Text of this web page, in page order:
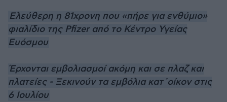
Ελεύθερη η 81χρονη που «πήρε για ενθύμιο»
φιαλίδιο της Pfizer από το Κέντρο Υγείας
Ευόσμου
Έρχονται εμβολιασμοί ακόμη και σε πλαζ και
πλατείες - Ξεκινούν τα εμβόλια κατ΄οίκον στις
6 Ιουλίου